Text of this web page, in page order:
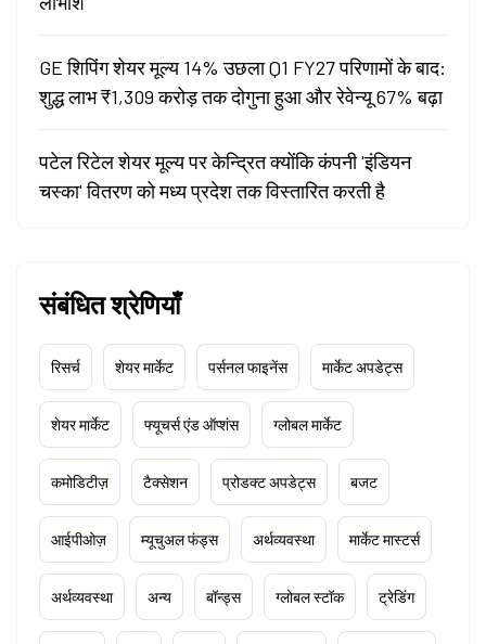
GE शिपिंग शेयर मूल्य 14% उछला Q1 FY27 परिणामों के बाद:
शुद्ध लाभ ₹1,309 करोड़ तक दोगुना हुआ और रेवेन्यू 67% बढ़ा
पटेल रिटेल शेयर मूल्य पर केन्द्रित क्योंकि कंपनी 'इंडियन
चस्का' वितरण को मध्य प्रदेश तक विस्तारित करती है
संबंधित श्रेणियाँ
रिसर्च शेयर मार्केट पर्सनल फाइनेंस मार्केट अपडेट्स
शेयर मार्केट फ्यूचर्स एंड ऑप्शंस ग्लोबल मार्केट
कमोडिटीज़ टैक्सेशन प्रोडक्ट अपडेट्स बजट
आईपीओज़ म्यूचुअल फंड्स अर्थव्यवस्था मार्केट मास्टर्स
अर्थव्यवस्था अन्य बॉन्ड्स ग्लोबल स्टॉक ट्रेडिंग